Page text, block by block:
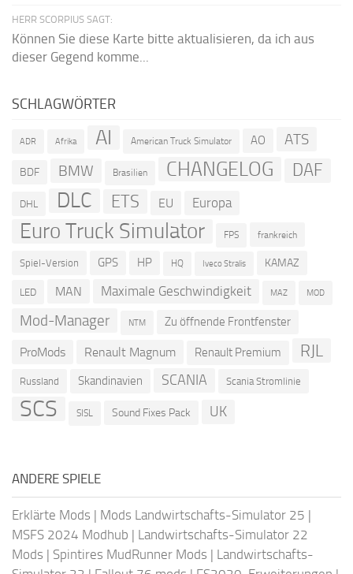
HERR SCORPIUS SAGT:
Können Sie diese Karte bitte aktualisieren, da ich aus
dieser Gegend komme...
SCHLAGWÖRTER
ADR Afrika AI American Truck Simulator AO ATS
BDF BMW Brasilien CHANGELOG DAF
DHL DLC ETS EU Europa
Euro Truck Simulator FPS frankreich
Spiel-Version GPS HP HQ Iveco Stralis KAMAZ
LED MAN Maximale Geschwindigkeit MAZ MOD
Mod-Manager NTM Zu öffnende Frontfenster
ProMods Renault Magnum Renault Premium RJL
Russland Skandinavien SCANIA Scania Stromlinie
SCS SISL Sound Fixes Pack UK
ANDERE SPIELE
Erklärte Mods | Mods Landwirtschafts-Simulator 25 |
MSFS 2024 Modhub | Landwirtschafts-Simulator 22
Mods | Spintires MudRunner Mods | Landwirtschafts-